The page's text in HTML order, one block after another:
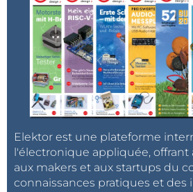
Elektor est une plateforme
l'électronique appliquée, offrant
aux makers et aux startups du
connaissances pratiques et des